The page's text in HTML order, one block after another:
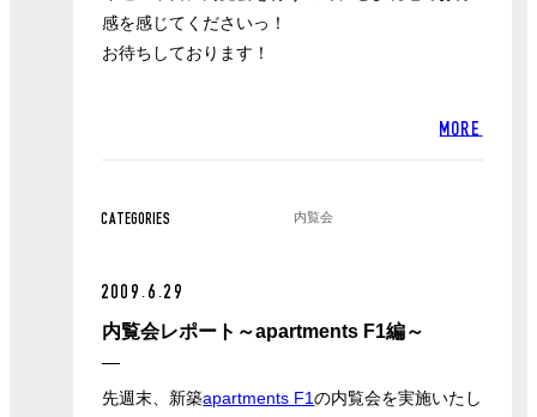
感を感じてくださいっ！
お待ちしております！
MORE
CATEGORIES 内覧会
2009.6.29
内覧会レポート～apartments F1編～
先週末、新築apartments F1の内覧会を実施いたし